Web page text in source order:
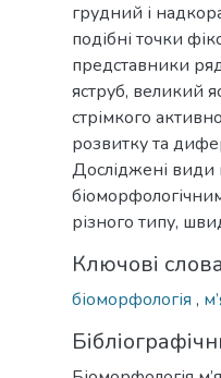
грудний і
подібні точки
представники
яструб, великий
стрімкого
розвитку та
Досліджені види
різного типу,
Ключові слова
біоморфологія ,